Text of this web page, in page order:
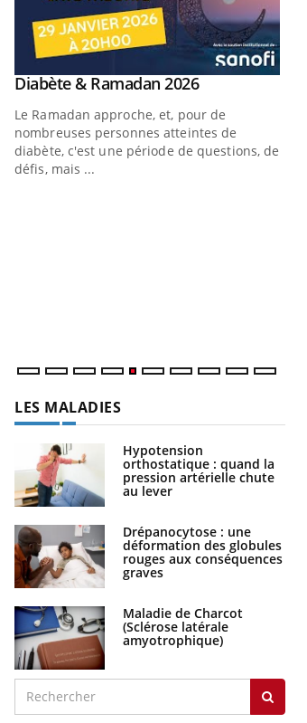
LA CHAÎNE SANTÉ
Youtube
Youtube
Diabète & Ramadan 2026Youtube
Le Ramadan approche, et, pour de
nombreuses personnes atteintes de
diabète, c'est une période de questions, de